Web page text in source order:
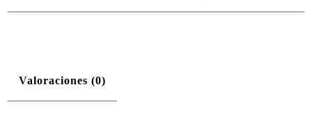
cantidad
Valoraciones (0)